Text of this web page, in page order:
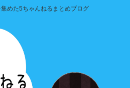
めた5ちゃんねるまとめブログ